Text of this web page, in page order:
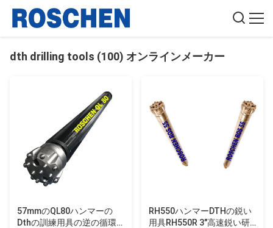
dth drilling tools (100) オンラインメーカー
57mmのQL80ハンマーの
Dthの訓練用具の逆の循環
RH550ハンマーDTHの鋭い
用具RH550R 3"高速鋭い研